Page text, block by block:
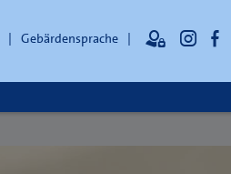
Gebärdensprache